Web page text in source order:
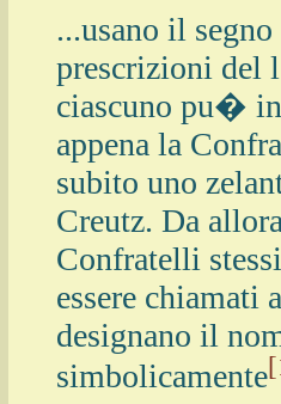
...usano il
prescrizioni del
ciascuno pu�
appena la
subito uno
Creutz. Da
Confratelli
essere
designano il
simbolicamente